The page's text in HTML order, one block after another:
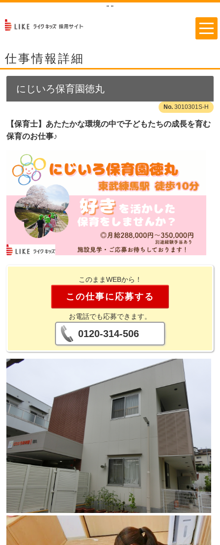
" "
仕事情報詳細
にじいろ保育園徳丸
3010301S-H
【保育士】あたたかな環境の中で子どもたちの成長を育む
保育のお仕事♪
このままWEBから！
この仕事に応募する
お電話でも応募できます。
0120-314-506